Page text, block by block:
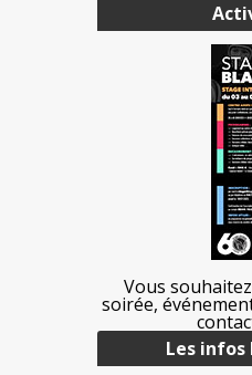
Vous
soirée,
Les infos